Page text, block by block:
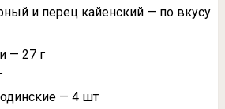
и перец кайенский — по вкусу
— 27 г
— 4 шт